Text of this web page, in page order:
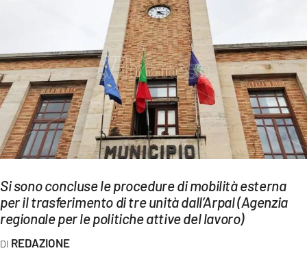
ECONOMIA E LAVORO
SPORT
Streaming
LAC TV
LAC ONAIR
LaC
Network
Si sono concluse le procedure di mobilità esterna
per il trasferimento di tre unità dall’Arpal (Agenzia
regionale per le politiche attive del lavoro)
REDAZIONE